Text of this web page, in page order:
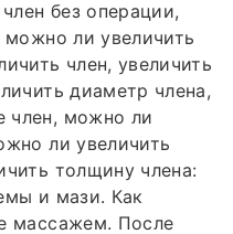
без операции,
можно ли увеличить
член, увеличить
диаметр члена,
член, можно ли
ли увеличить
толщину члена:
и мази. Как
массажем. После